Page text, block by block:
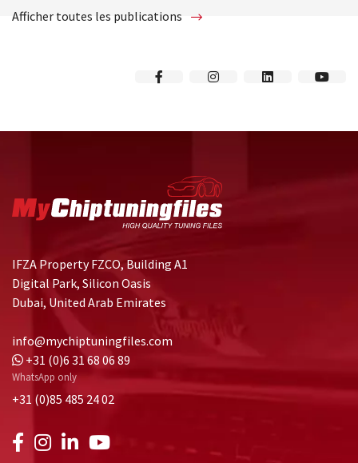
Afficher toutes les publications
IFZA Property FZCO, Building A1
Digital Park, Silicon Oasis
Dubai, United Arab Emirates
info@mychiptuningfiles.com
+31 (0)6 31 68 06 89
WhatsApp only
+31 (0)85 485 24 02